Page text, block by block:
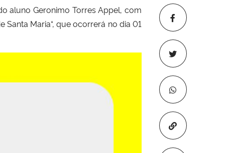
Copiar para
aluno Geronimo Torres Appel, com
Santa Maria“, que ocorrerá no dia 01